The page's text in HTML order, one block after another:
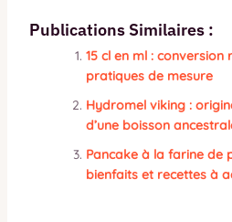
Publications Similaires :
15 cl en ml :
pratiques de mesure
Hydromel viking :
d’une boisson
Pancake à la farine de
bienfaits et recettes à